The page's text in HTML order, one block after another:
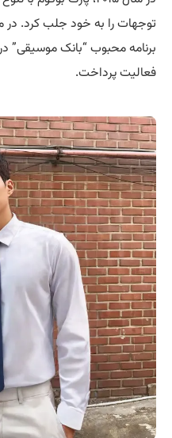
توجهات را به خود جلب کرد. در
برنامه محبوب “بانک موسیقی”
فعالیت پرداخت.